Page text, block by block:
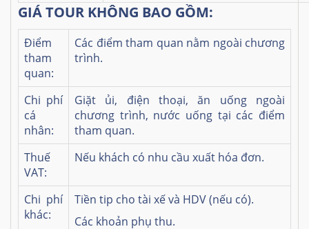
GIÁ TOUR KHÔNG BAO GỒM:
Điểm
tham
quan:
Các điểm tham quan nằm ngoài chương
trình.
Chi phí
cá
nhân:
Giặt ủi, điện thoại, ăn uống ngoài
chương trình, nước uống tại các điểm
tham quan.
Thuế
VAT:
Nếu khách có nhu cầu xuất hóa đơn.
Chi phí
khác:
Tiền tip cho tài xế và HDV (nếu có).
Các khoản phụ thu.